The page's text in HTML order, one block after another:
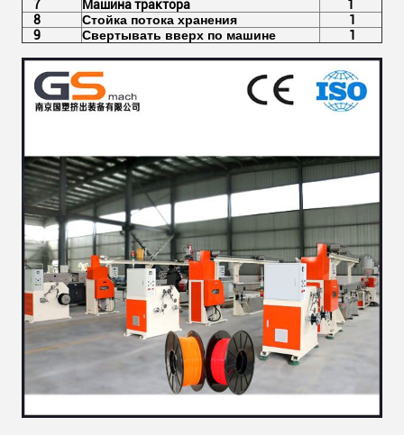
7 Машина трактора
1
8
Стойка потока хранения
1
9
Свертывать вверх по машине 1